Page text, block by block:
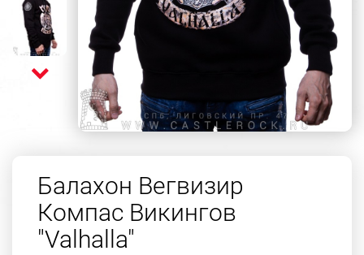
Балахон Вегвизир
Компас Викингов
"Valhalla"